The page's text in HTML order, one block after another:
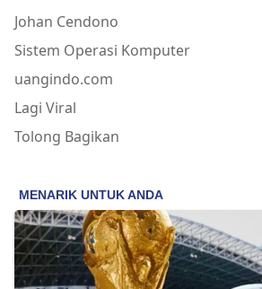
Johan Cendono
Sistem Operasi Komputer
uangindo.com
Lagi Viral
Tolong Bagikan